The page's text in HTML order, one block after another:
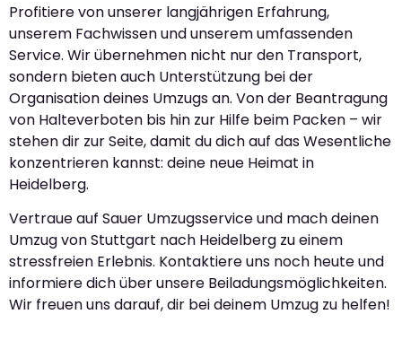
Profitiere von unserer langjährigen Erfahrung,
unserem Fachwissen und unserem umfassenden
Service. Wir übernehmen nicht nur den Transport,
sondern bieten auch Unterstützung bei der
Organisation deines Umzugs an. Von der Beantragung
von Halteverboten bis hin zur Hilfe beim Packen – wir
stehen dir zur Seite, damit du dich auf das Wesentliche
konzentrieren kannst: deine neue Heimat in
Heidelberg.
Vertraue auf Sauer Umzugsservice und mach deinen
Umzug von Stuttgart nach Heidelberg zu einem
stressfreien Erlebnis. Kontaktiere uns noch heute und
informiere dich über unsere Beiladungsmöglichkeiten.
Wir freuen uns darauf, dir bei deinem Umzug zu helfen!